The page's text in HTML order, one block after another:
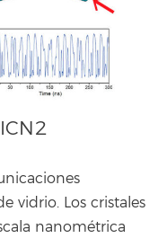
vidrio. Los cristales
nanométrica